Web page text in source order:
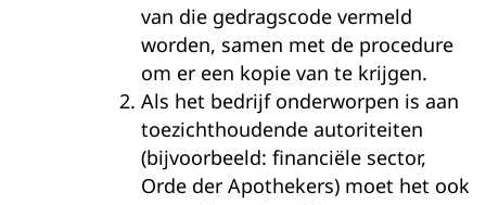
van die gedragscode vermeld
worden, samen met de procedure
om er een kopie van te krijgen.
Als het bedrijf onderworpen is aan
toezichthoudende autoriteiten
(bijvoorbeeld: financiële sector,
Orde der Apothekers) moet het ook